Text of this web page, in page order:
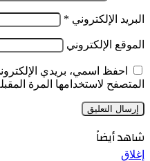
البريد الإلكتروني *
الموقع الإلكتروني
احفظ اسمي، بريدي
المتصفح لاستخدامها المرة
شاهد أيضاً
إغلاق